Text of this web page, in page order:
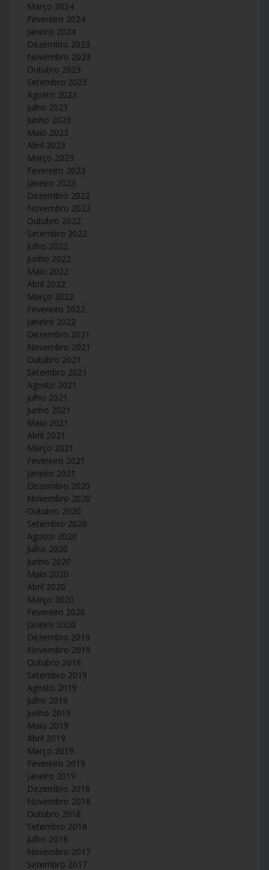
Março 2024
Fevereiro 2024
Janeiro 2024
Dezembro 2023
Novembro 2023
Outubro 2023
Setembro 2023
Agosto 2023
Julho 2023
Junho 2023
Maio 2023
Abril 2023
Março 2023
Fevereiro 2023
Janeiro 2023
Dezembro 2022
Novembro 2022
Outubro 2022
Setembro 2022
Julho 2022
Junho 2022
Maio 2022
Abril 2022
Março 2022
Fevereiro 2022
Janeiro 2022
Dezembro 2021
Novembro 2021
Outubro 2021
Setembro 2021
Agosto 2021
Julho 2021
Junho 2021
Maio 2021
Abril 2021
Março 2021
Fevereiro 2021
Janeiro 2021
Dezembro 2020
Novembro 2020
Outubro 2020
Setembro 2020
Agosto 2020
Julho 2020
Junho 2020
Maio 2020
Abril 2020
Março 2020
Fevereiro 2020
Janeiro 2020
Dezembro 2019
Novembro 2019
Outubro 2019
Setembro 2019
Agosto 2019
Julho 2019
Junho 2019
Maio 2019
Abril 2019
Março 2019
Fevereiro 2019
Janeiro 2019
Dezembro 2018
Novembro 2018
Outubro 2018
Setembro 2018
Julho 2018
Novembro 2017
Setembro 2017